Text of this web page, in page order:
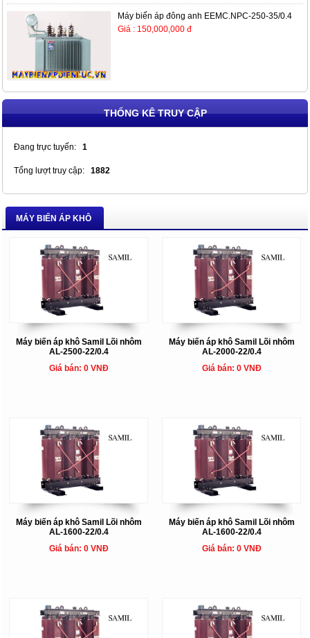
Máy biến áp đông anh EEMC.NPC-250-35/0.4
Giá : 150,000,000 đ
THỐNG KÊ TRUY CẬP
Đang trực tuyến: 1
Tổng lượt truy cập: 1882
MÁY BIẾN ÁP KHÔ
Máy biến áp khô Samil Lõi nhôm
AL-2500-22/0.4
Giá bán: 0 VNĐ
Máy biến áp khô Samil Lõi nhôm
AL-2000-22/0.4
Giá bán: 0 VNĐ
Máy biến áp khô Samil Lõi nhôm
AL-1600-22/0.4
Giá bán: 0 VNĐ
Máy biến áp khô Samil Lõi nhôm
AL-1600-22/0.4
Giá bán: 0 VNĐ